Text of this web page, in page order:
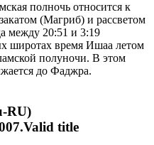
полночь относится к
(Магриб) и рассветом
между 20:51 и 3:19
широтах время Ишаа летом
полуночи. В этом
до Фаджра.
RU)
title